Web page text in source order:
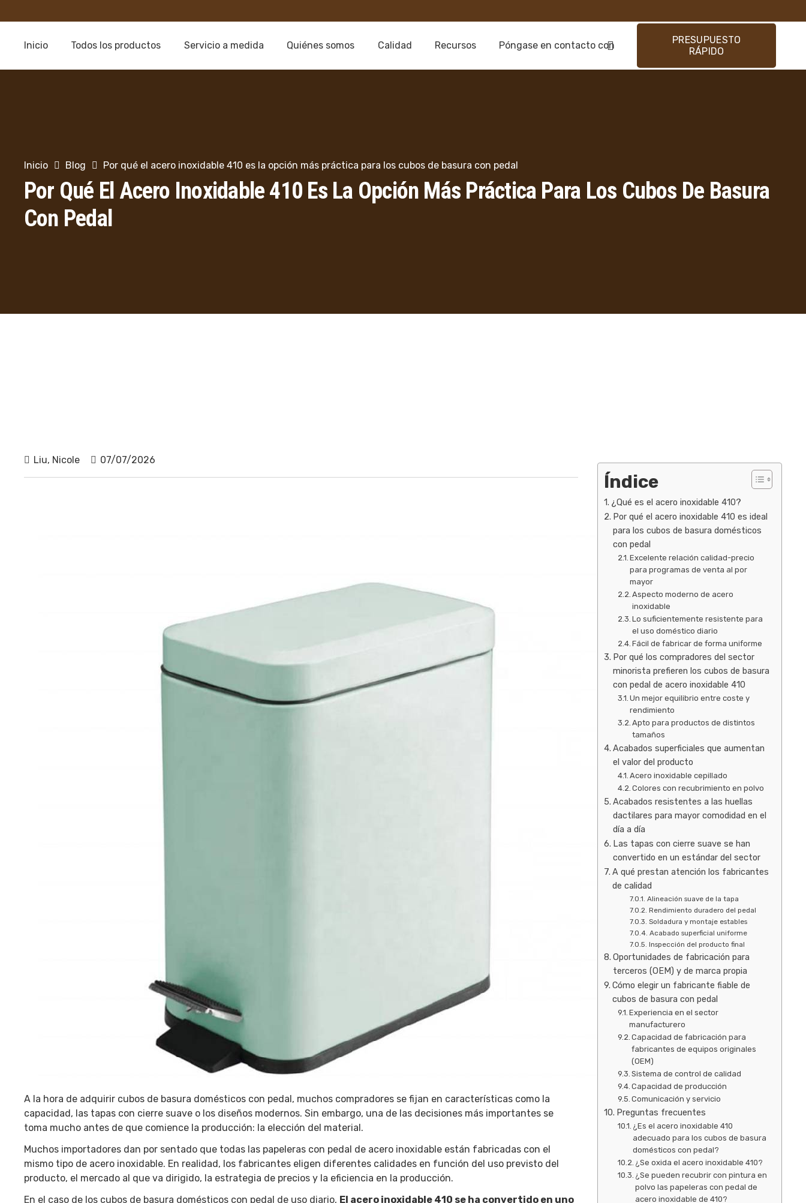
Inicio Todos los productos Servicio a medida Quiénes somos Calidad Recursos Póngase en contacto con
PRESUPUESTO
RÁPIDO
Inicio Blog Por qué el acero inoxidable 410 es la opción más práctica para los cubos de basura con pedal
Por Qué El Acero Inoxidable 410 Es La Opción Más Práctica Para Los Cubos De Basura
Con Pedal
Liu, Nicole 07/07/2026
A la hora de adquirir cubos de basura domésticos con pedal, muchos compradores se fijan en características como la
capacidad, las tapas con cierre suave o los diseños modernos. Sin embargo, una de las decisiones más importantes se
toma mucho antes de que comience la producción: la elección del material.
Muchos importadores dan por sentado que todas las papeleras con pedal de acero inoxidable están fabricadas con el
mismo tipo de acero inoxidable. En realidad, los fabricantes eligen diferentes calidades en función del uso previsto del
producto, el mercado al que va dirigido, la estrategia de precios y la eficiencia en la producción.
En el caso de los cubos de basura domésticos con pedal de uso diario, El acero inoxidable 410 se ha convertido en uno
Índice
¿Qué es el acero inoxidable 410?
Por qué el acero inoxidable 410 es ideal
para los cubos de basura domésticos
con pedal
Excelente relación calidad-precio
para programas de venta al por
mayor
Aspecto moderno de acero
inoxidable
Lo suficientemente resistente para
el uso doméstico diario
Fácil de fabricar de forma uniforme
Por qué los compradores del sector
minorista prefieren los cubos de basura
con pedal de acero inoxidable 410
Un mejor equilibrio entre coste y
rendimiento
Apto para productos de distintos
tamaños
Acabados superficiales que aumentan
el valor del producto
Acero inoxidable cepillado
Colores con recubrimiento en polvo
Acabados resistentes a las huellas
dactilares para mayor comodidad en el
día a día
Las tapas con cierre suave se han
convertido en un estándar del sector
A qué prestan atención los fabricantes
de calidad
Alineación suave de la tapa
Rendimiento duradero del pedal
Soldadura y montaje estables
Acabado superficial uniforme
Inspección del producto final
Oportunidades de fabricación para
terceros (OEM) y de marca propia
Cómo elegir un fabricante fiable de
cubos de basura con pedal
Experiencia en el sector
manufacturero
Capacidad de fabricación para
fabricantes de equipos originales
(OEM)
Sistema de control de calidad
Capacidad de producción
Comunicación y servicio
Preguntas frecuentes
¿Es el acero inoxidable 410
adecuado para los cubos de basura
domésticos con pedal?
¿Se oxida el acero inoxidable 410?
¿Se pueden recubrir con pintura en
polvo las papeleras con pedal de
acero inoxidable de 410?